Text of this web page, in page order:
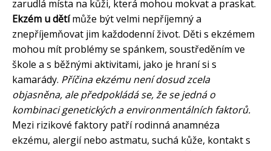
zarudlá místa na kůži, která mohou mokvat a praskat.
Ekzém u dětímůže být velmi nepříjemný a
znepříjemňovat jim každodenní život. Děti s ekzémem
mohou mít problémy se spánkem, soustředěním ve
škole a s běžnými aktivitami, jako je hraní si s
kamarády. Příčina ekzému není dosud zcela
objasněna, ale předpokládá se, že se jedná o
kombinaci genetických a environmentálních faktorů.
Mezi rizikové faktory patří rodinná anamnéza
ekzému, alergií nebo astmatu, suchá kůže, kontakt s